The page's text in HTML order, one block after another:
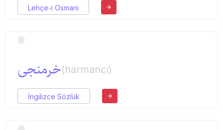
Lehçe-i Osmani
خرمنجی(harmancı)
İngilizce Sözlük